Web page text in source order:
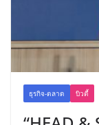
ธุรกิจ-ตลาด บิวตี้